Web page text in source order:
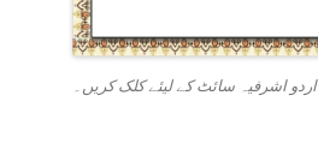
اردو اشرفیہ سائٹ کے لیئے کلک کریں۔